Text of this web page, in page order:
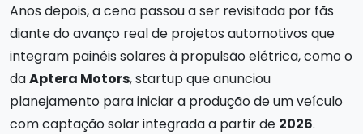
Anos depois, a cena passou a ser revisitada por fãs
diante do avanço real de projetos automotivos que
integram painéis solares à propulsão elétrica, como o
daAptera Motors, startup que anunciou
planejamento para iniciar a produção de um veículo
com captação solar integrada a partir de 2026.